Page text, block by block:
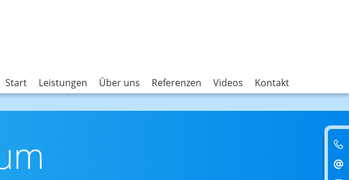
Start Leistungen Über uns Referenzen Videos Kontakt